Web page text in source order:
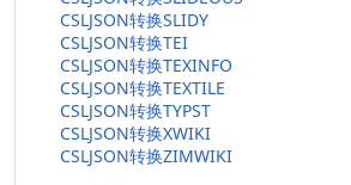
CSLJSON转换SLIDY
CSLJSON转换TEI
CSLJSON转换TEXINFO
CSLJSON转换TEXTILE
CSLJSON转换TYPST
CSLJSON转换XWIKI
CSLJSON转换ZIMWIKI